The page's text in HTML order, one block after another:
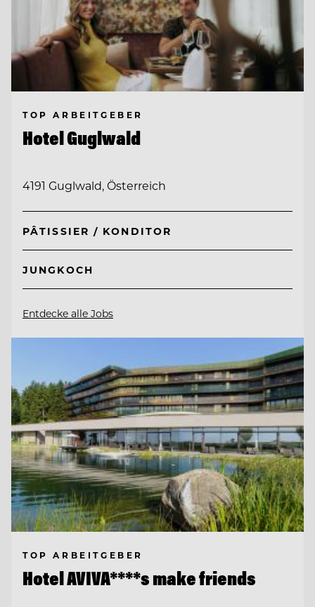
TOP ARBEITGEBER
Hotel Guglwald
4191 Guglwald, Österreich
PÂTISSIER / KONDITOR
JUNGKOCH
Entdecke alle Jobs
TOP ARBEITGEBER
Hotel AVIVA****s make friends